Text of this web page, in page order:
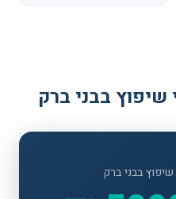
שיפוץ בבני ברק
שיפוץ בבני ברק